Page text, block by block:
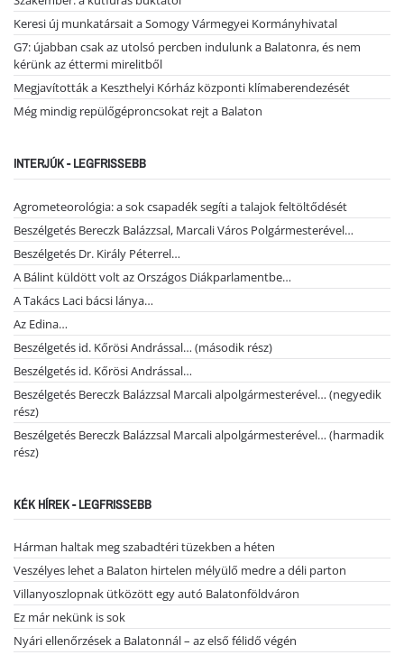
Keresi új munkatársait a Somogy Vármegyei Kormányhivatal
G7: újabban csak az utolsó percben indulunk a Balatonra, és nem
kérünk az éttermi mirelitből
Megjavították a Keszthelyi Kórház központi klímaberendezését
Még mindig repülőgéproncsokat rejt a Balaton
INTERJÚK - LEGFRISSEBB
Agrometeorológia: a sok csapadék segíti a talajok feltöltődését
Beszélgetés Bereczk Balázzsal, Marcali Város Polgármesterével…
Beszélgetés Dr. Király Péterrel…
A Bálint küldött volt az Országos Diákparlamentbe…
A Takács Laci bácsi lánya…
Az Edina…
Beszélgetés id. Kőrösi Andrással… (második rész)
Beszélgetés id. Kőrösi Andrással…
Beszélgetés Bereczk Balázzsal Marcali alpolgármesterével… (negyedik
rész)
Beszélgetés Bereczk Balázzsal Marcali alpolgármesterével… (harmadik
rész)
KÉK HÍREK - LEGFRISSEBB
Hárman haltak meg szabadtéri tüzekben a héten
Veszélyes lehet a Balaton hirtelen mélyülő medre a déli parton
Villanyoszlopnak ütközött egy autó Balatonföldváron
Ez már nekünk is sok
Nyári ellenőrzések a Balatonnál – az első félidő végén